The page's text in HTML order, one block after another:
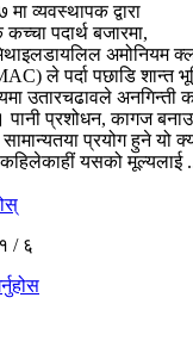
व्यवस्थापक द्वारा
कच्चा पदार्थ बजारमा,
अमोनियम
ले पर्दा पछाडि शान्त
उतारचढावले अनगिन्ती
पानी प्रशोधन, कागज
सामान्यतया प्रयोग हुने यो
यसको मूल्यलाई
/ ६